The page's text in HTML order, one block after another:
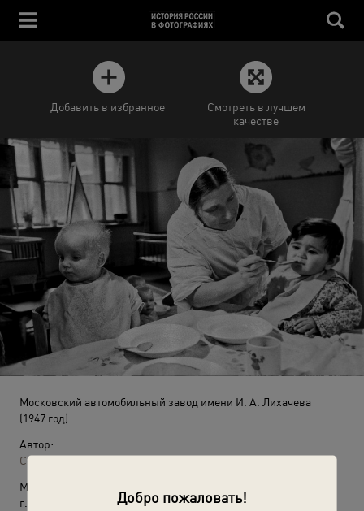
Добро пожаловать!
Добавить в избранное
Смотреть в лучшем
качестве
Московский автомобильный завод имени И. А. Лихачева
(1947 год)
Автор:
Семен Фридлянд
Место съемки:
г. Москва